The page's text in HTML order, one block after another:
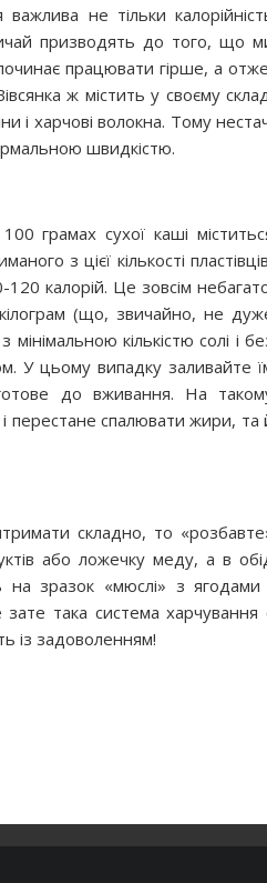
не тільки
призводять до того, що
працювати гірше, а
ж містить у своєму
і харчові волокна. Тому
швидкістю.
грамах сухої каші
з цієї кількості
калорій. Це зовсім
(що, звичайно, не
кількістю солі і
У цьому випадку заливайте
до вживання. На
перестане спалювати жири, та
складно, то
або ложечку меду, а в
зразок «мюслі» з ягодами
така система харчування
із задоволенням!